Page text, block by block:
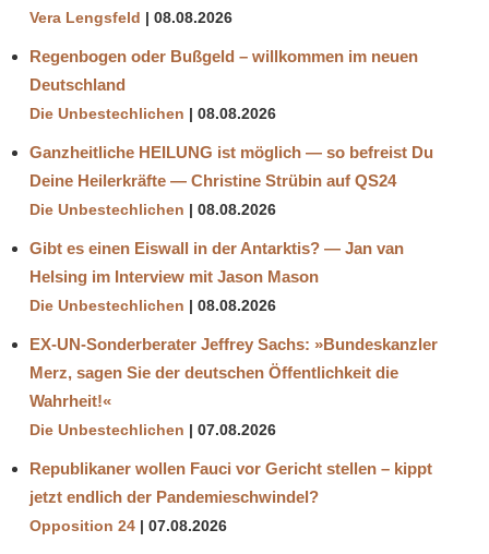
Vera Lengsfeld 08.08.2026
Regenbogen oder Bußgeld – willkommen im neuen
Deutschland
Die Unbestechlichen 08.08.2026
Ganzheitliche HEILUNG ist möglich — so befreist Du
Deine Heilerkräfte — Christine Strübin auf QS24
Die Unbestechlichen 08.08.2026
Gibt es einen Eiswall in der Antarktis? — Jan van
Helsing im Interview mit Jason Mason
Die Unbestechlichen 08.08.2026
EX-UN-Sonderberater Jeffrey Sachs: »Bundeskanzler
Merz, sagen Sie der deutschen Öffentlichkeit die
Wahrheit!«
Die Unbestechlichen 07.08.2026
Republikaner wollen Fauci vor Gericht stellen – kippt
jetzt endlich der Pandemieschwindel?
Opposition 24 07.08.2026